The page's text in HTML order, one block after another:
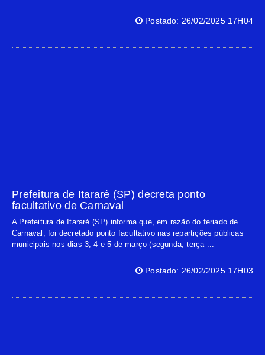
Postado: 26/02/2025 17H04
Prefeitura de Itararé (SP) decreta ponto
facultativo de Carnaval
A Prefeitura de Itararé (SP) informa que, em razão do feriado de
Carnaval, foi decretado ponto facultativo nas repartições públicas
municipais nos dias 3, 4 e 5 de março (segunda, terça ...
Postado: 26/02/2025 17H03